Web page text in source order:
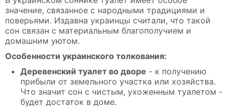
значение, связанное с народными традициями и
поверьями. Издавна украинцы считали, что такой
сон связан с материальным благополучием и
домашним уютом.
Особенности украинского толкования:
Деревенский туалет во дворе - к получению
прибыли от земельного участка или хозяйства.
Что значит сон с чистым, ухоженным туалетом -
будет достаток в доме.